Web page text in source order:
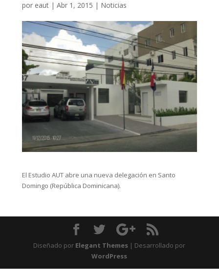
por eaut| Abr 1, 2015 | Noticias
El Estudio AUT abre una nueva delegación en Santo
Domingo (República Dominicana).
Diseñado por Elegant Themes | Desarrollado por
WordPress